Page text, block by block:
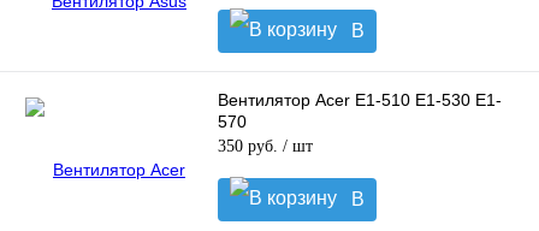
В
корзину
Вентилятор Acer E1-510 E1-530 E1-
570
350 руб. / шт
В